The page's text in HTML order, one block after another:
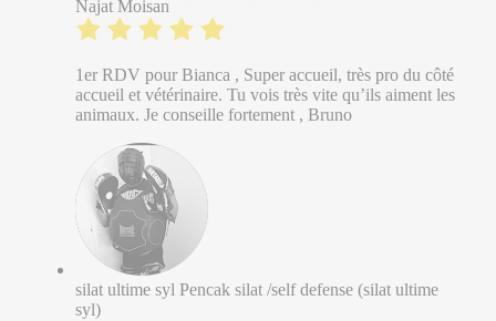
Najat Moisan
1er RDV pour Bianca , Super accueil, très pro du côté
accueil et vétérinaire. Tu vois très vite qu’ils aiment les
animaux. Je conseille fortement , Bruno
silat ultime syl Pencak silat /self defense (silat ultime
syl)